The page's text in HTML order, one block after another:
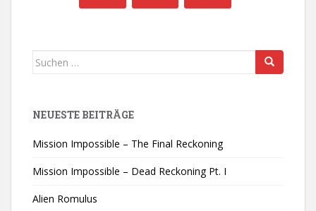
Suchen
NEUESTE BEITRÄGE
Mission Impossible – The Final Reckoning
Mission Impossible – Dead Reckoning Pt. I
Alien Romulus